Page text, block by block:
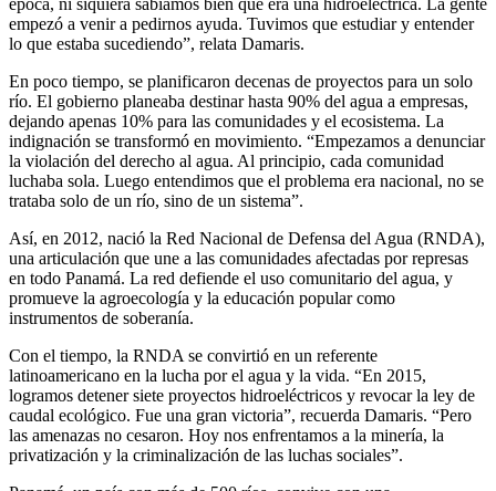
empezó a venir a pedirnos ayuda. Tuvimos que estudiar y entender
lo que estaba sucediendo”, relata Damaris.
En poco tiempo, se planificaron decenas de proyectos para un solo
río. El gobierno planeaba destinar hasta 90% del agua a empresas,
dejando apenas 10% para las comunidades y el ecosistema. La
indignación se transformó en movimiento. “Empezamos a denunciar
la violación del derecho al agua. Al principio, cada comunidad
luchaba sola. Luego entendimos que el problema era nacional, no se
trataba solo de un río, sino de un sistema”.
Así, en 2012, nació la Red Nacional de Defensa del Agua (RNDA),
una articulación que une a las comunidades afectadas por represas
en todo Panamá. La red defiende el uso comunitario del agua, y
promueve la agroecología y la educación popular como
instrumentos de soberanía.
Con el tiempo, la RNDA se convirtió en un referente
latinoamericano en la lucha por el agua y la vida. “En 2015,
logramos detener siete proyectos hidroeléctricos y revocar la ley de
caudal ecológico. Fue una gran victoria”, recuerda Damaris. “Pero
las amenazas no cesaron. Hoy nos enfrentamos a la minería, la
privatización y la criminalización de las luchas sociales”.